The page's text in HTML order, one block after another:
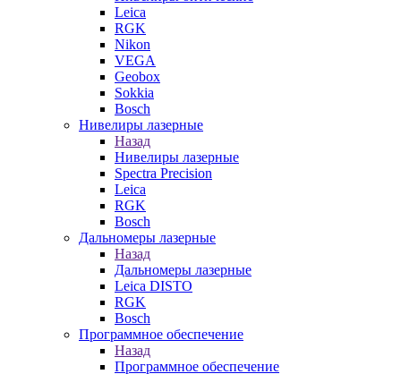
Leica
RGK
Nikon
VEGA
Geobox
Sokkia
Bosch
Нивелиры лазерные
Назад
Нивелиры лазерные
Spectra Precision
Leica
RGK
Bosch
Дальномеры лазерные
Назад
Дальномеры лазерные
Leica DISTO
RGK
Bosch
Программное обеспечение
Назад
Программное обеспечение